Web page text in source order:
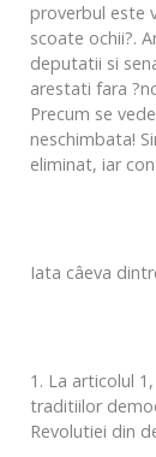
proverbul este
scoate ochii?.
deputatii si
arestati fara
Precum se
neschimbata!
eliminat, iar
Iata câeva
1. La articolul
traditiilor
Revolutiei din